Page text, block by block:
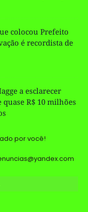
colocou Prefeito
é recordista de
a esclarecer
R$ 10 milhões
por você!